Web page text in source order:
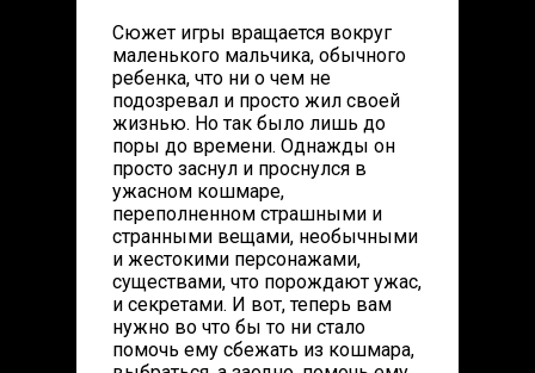
Сюжет игры вращается вокруг
маленького мальчика, обычного
ребенка, что ни о чем не
подозревал и просто жил своей
жизнью. Но так было лишь до
поры до времени. Однажды он
просто заснул и проснулся в
ужасном кошмаре,
переполненном страшными и
странными вещами, необычными
и жестокими персонажами,
существами, что порождают ужас,
и секретами. И вот, теперь вам
нужно во что бы то ни стало
помочь ему сбежать из кошмара,